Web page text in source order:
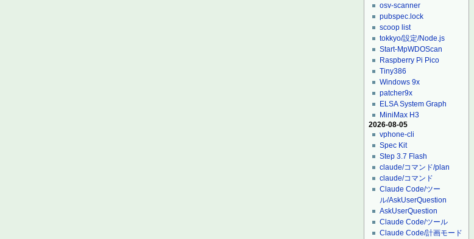
osv-scanner
pubspec.lock
scoop list
tokkyo/設定/Node.js
Start-MpWDOScan
Raspberry Pi Pico
Tiny386
Windows 9x
patcher9x
ELSA System Graph
MiniMax H3
2026-08-05
vphone-cli
Spec Kit
Step 3.7 Flash
claude/コマンド/plan
claude/コマンド
Claude Code/ツー
ル/AskUserQuestion
AskUserQuestion
Claude Code/ツール
Claude Code/計画モード